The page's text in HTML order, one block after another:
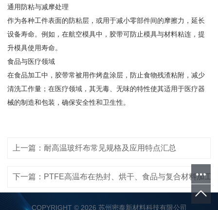
通用防粘与减摩处理
作为各种工件表面的防粘层，或用于减小零部件间的摩擦力，延长
设备寿命。例如，在航空模具中，胶带可防止模具与材料粘连，提
升模具使用寿命。
食品与医疗领域
在食品加工中，胶带常被用作烤盘涂层，防止食物残渣粘附，减少
清洗工作量；在医疗领域，其无毒、无味的特性使其适用于医疗器
械的制造和包装，确保安全性和卫生性。
上一篇：耐高温玻纤布常见规格及应用特点汇总
下一篇：PTFE高温布在热封、烘干、食品与复合材料加工
COPYRIGHT © 2026 苏州密泰新材料科技有限公司